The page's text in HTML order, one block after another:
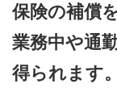
保険の補償
業務中や通
得られます。